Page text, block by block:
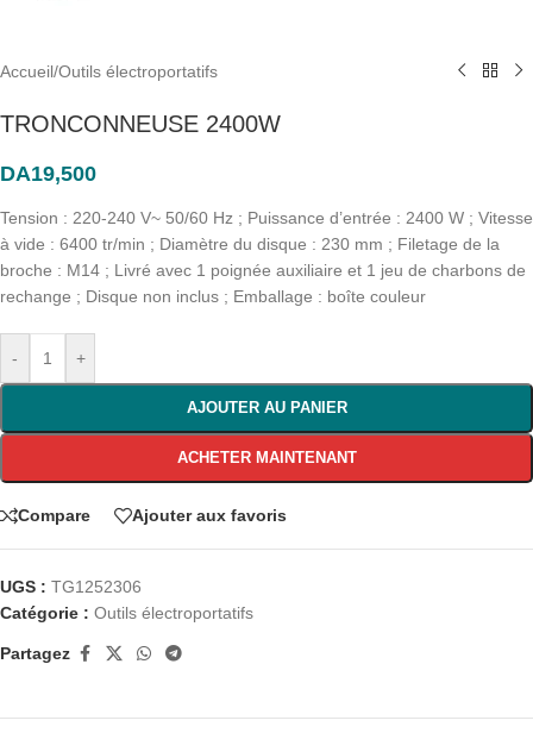
Accueil/Outils électroportatifs
TRONCONNEUSE 2400W
DA19,500
Tension : 220-240 V~ 50/60 Hz ; Puissance d’entrée : 2400 W ; Vitesse
à vide : 6400 tr/min ; Diamètre du disque : 230 mm ; Filetage de la
broche : M14 ; Livré avec 1 poignée auxiliaire et 1 jeu de charbons de
rechange ; Disque non inclus ; Emballage : boîte couleur
- +
AJOUTER AU PANIER
ACHETER MAINTENANT
Compare Ajouter aux favoris
UGS : TG1252306
Catégorie : Outils électroportatifs
Partagez